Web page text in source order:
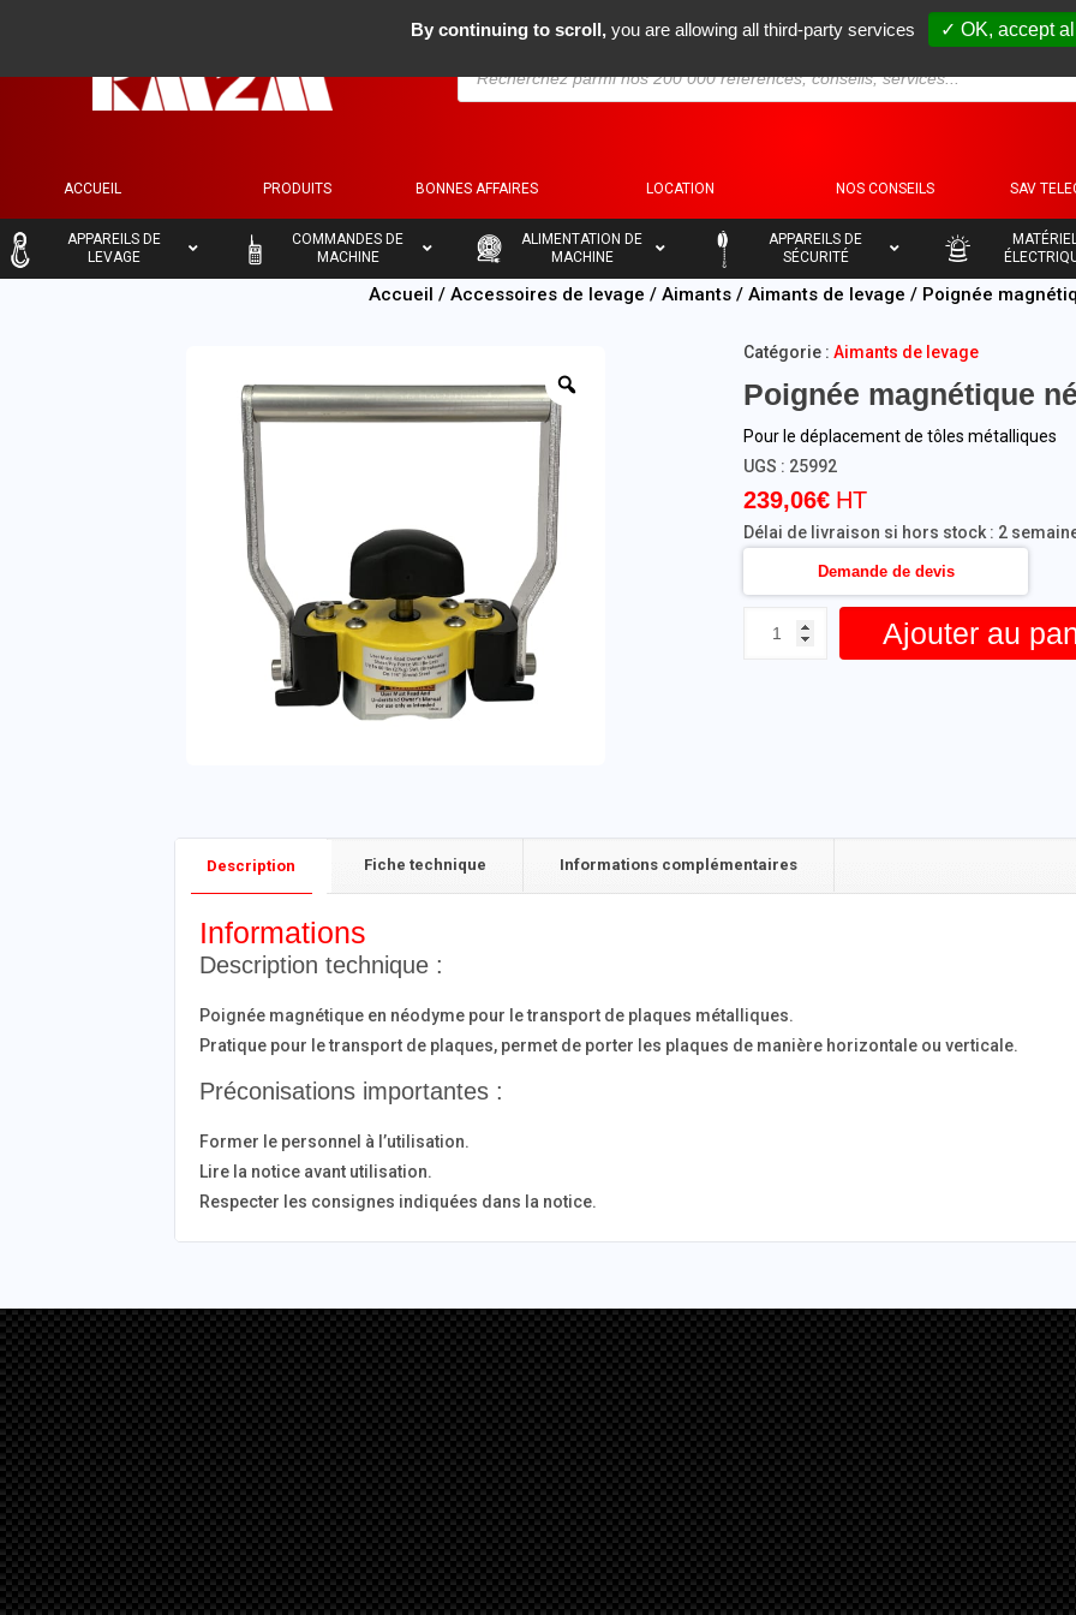
ACCUEIL
– PRODUITS
– BONNES AFFAIRES
– LOCATION
– NOS CONSEILS SAV –
APPAREILS DE
LEVAGE
COMMANDES DE
MACHINE
ALIMENTATION DE
MACHINE
APPAREILS DE
SÉCURITÉ
Accueil / Accessoires de levage / Aimants/ Aimants de levage / Poignée
Poignée magnétique
239,06€
Délai de livraison si hors stock : 2
Pour le déplacement de tôles métalliques
Ajouter au
Demande de devis
UGS : 25992
Catégorie :Aimants de levage
Description Fiche technique Informations complémentaires
Informations
Description technique :
Poignée magnétique en néodyme pour le transport de plaques métalliques.
Pratique pour le transport de plaques, permet de porter les plaques de manière horizontale ou verticale.
Préconisations importantes :
Former le personnel à l’utilisation.
Lire la notice avant utilisation.
Respecter les consignes indiquées dans la notice.
By continuing to scroll, you are allowing all third-party services ✓ OK, accept